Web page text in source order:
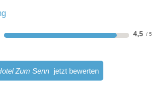
4,5
Zum Senn jetzt bewerten